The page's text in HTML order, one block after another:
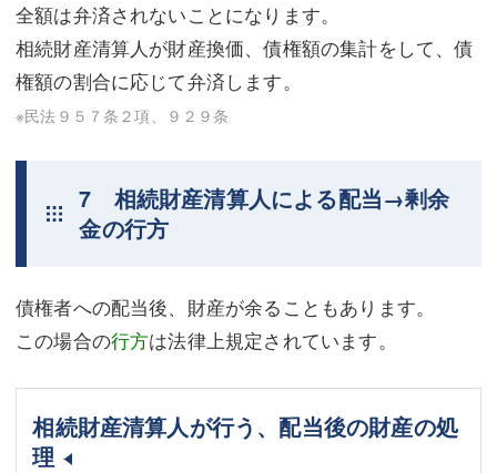
全額は弁済されないことになります。
相続財産清算人が財産換価、債権額の集計をして、債
権額の割合に応じて弁済します。
※民法９５７条２項、９２９条
7 相続財産清算人による配当→剰余
金の行方
債権者への配当後、財産が余ることもあります。
この場合の行方は法律上規定されています。
相続財産清算人が行う、配当後の財産の処
理